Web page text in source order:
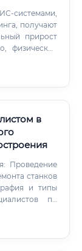
системами,
получают
прирост
пожаров
в
Проведение
станков
и типы
по
всей стране,